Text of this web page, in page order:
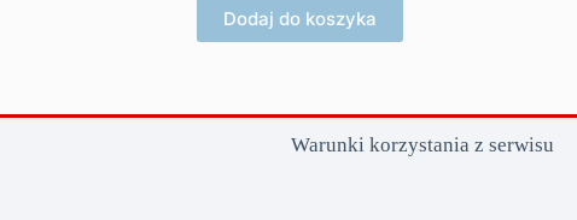
Dodaj do koszyka
Warunki korzystania z serwisu